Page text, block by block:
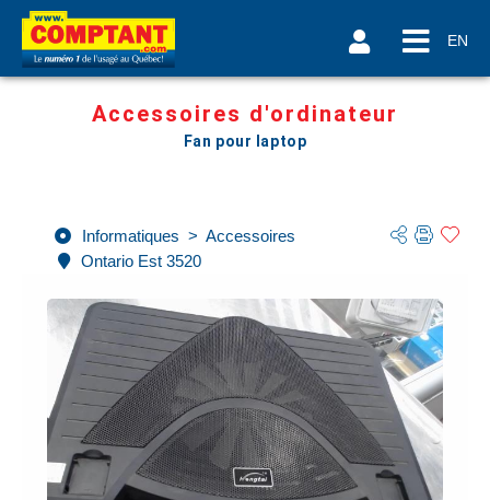
EN
Accessoires d'ordinateur
Fan pour laptop
Informatiques > Accessoires
Ontario Est 3520